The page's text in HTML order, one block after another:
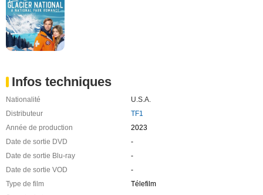
Infos techniques
Nationalité
U.S.A.
Distributeur
TF1
Année de production
2023
Date de sortie DVD
-
Date de sortie Blu-ray
-
Date de sortie VOD
-
Type de film
Télefilm